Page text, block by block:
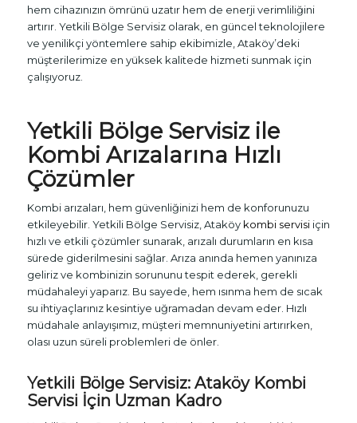
hem cihazınızın ömrünü uzatır hem de enerji verimliliğini
artırır. Yetkili Bölge Servisiz olarak, en güncel teknolojilere
ve yenilikçi yöntemlere sahip ekibimizle, Ataköy’deki
müşterilerimize en yüksek kalitede hizmeti sunmak için
çalışıyoruz.
Yetkili Bölge Servisiz ile
Kombi Arızalarına Hızlı
Çözümler
Kombi arızaları, hem güvenliğinizi hem de konforunuzu
etkileyebilir. Yetkili Bölge Servisiz, Ataköy kombi servisiiçin
hızlı ve etkili çözümler sunarak, arızalı durumların en kısa
sürede giderilmesini sağlar. Arıza anında hemen yanınıza
geliriz ve kombinizin sorununu tespit ederek, gerekli
müdahaleyi yaparız. Bu sayede, hem ısınma hem de sıcak
su ihtiyaçlarınız kesintiye uğramadan devam eder. Hızlı
müdahale anlayışımız, müşteri memnuniyetini artırırken,
olası uzun süreli problemleri de önler.
Yetkili Bölge Servisiz: Ataköy Kombi
Servisi İçin Uzman Kadro